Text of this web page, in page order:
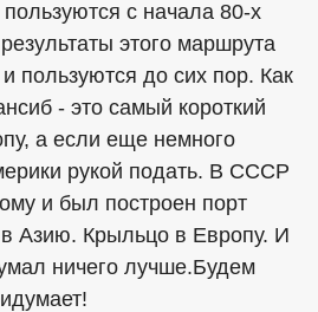
с начала 80-х
этого маршрута
пользуются до сих пор. Как
- это самый короткий
а если еще немного
рукой подать. В СССР
и был построен порт
Азию. Крыльцо в Европу. И
ничего лучше.Будем